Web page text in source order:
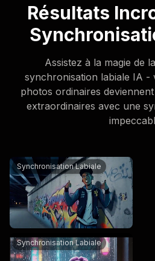
Résultats
Assistez à la magie de
synchronisation labiale IA -
photos ordinaires
extraordinaires avec une
An urban fantasy art scene. A
Synchronisation Labiale
This cyberpunk-inspired
Synchronisation Labiale